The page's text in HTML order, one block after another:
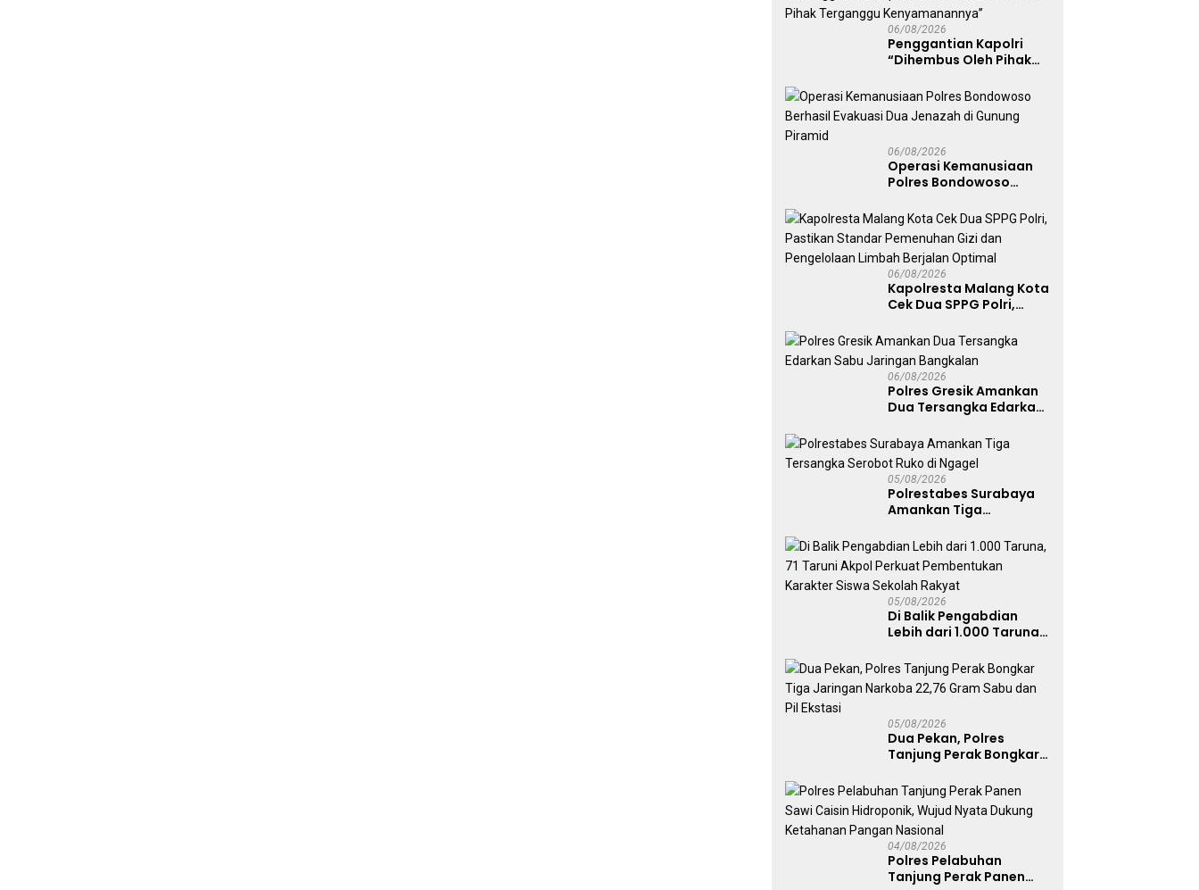
06/08/2026
Penggantian Kapolri
“Dihembus Oleh Pihak
Kenyamanannya”
06/08/2026
Operasi Kemanusiaan
Polres Bondowoso
Jenazah di Gunung
Piramid
06/08/2026
Kapolresta Malang Kota
Cek Dua SPPG Polri,
Pemenuhan Gizi dan
Pengelolaan Limbah
Berjalan Optimal
06/08/2026
Polres Gresik Amankan
Dua Tersangka Edarkan
Bangkalan
05/08/2026
Polrestabes Surabaya
Amankan Tiga
Ruko di Ngagel
05/08/2026
Di Balik Pengabdian
Lebih dari 1.000 Taruna,
Pembentukan Karakter
Siswa Sekolah Rakyat
05/08/2026
Dua Pekan, Polres
Tanjung Perak Bongkar
22,76 Gram Sabu dan Pil
Ekstasi
04/08/2026
Polres Pelabuhan
Tanjung Perak Panen